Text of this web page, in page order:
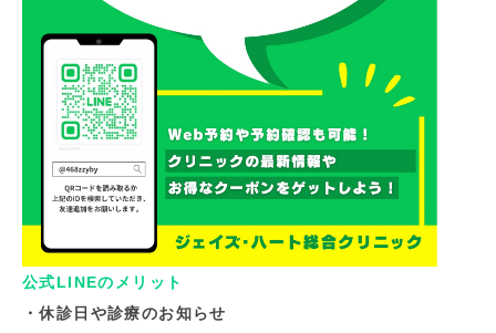
公式LINEのメリット
・休診日や診療のお知らせ